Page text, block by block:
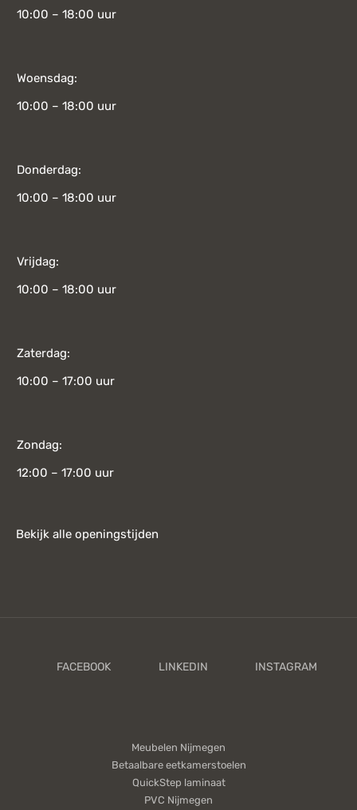
10:00 – 18:00 uur
Woensdag:
10:00 – 18:00 uur
Donderdag:
10:00 – 18:00 uur
Vrijdag:
10:00 – 18:00 uur
Zaterdag:
10:00 – 17:00 uur
Zondag:
12:00 – 17:00 uur
Bekijk alle openingstijden
Meubelen Nijmegen
Betaalbare eetkamerstoelen
QuickStep laminaat
PVC Nijmegen